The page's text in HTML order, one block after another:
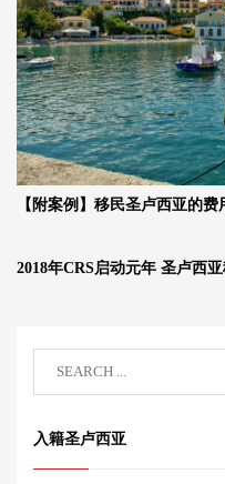
【附案例】移民圣卢西亚的
2018年CRS启动元年 圣卢西
入籍圣卢西亚